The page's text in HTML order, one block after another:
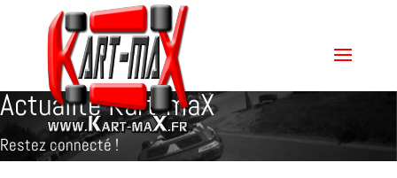
Actualité Kart-maX
Restez connecté !